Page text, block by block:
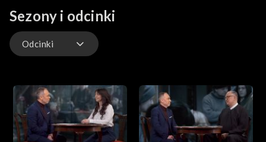
Sezony i odcinki
Odcinki